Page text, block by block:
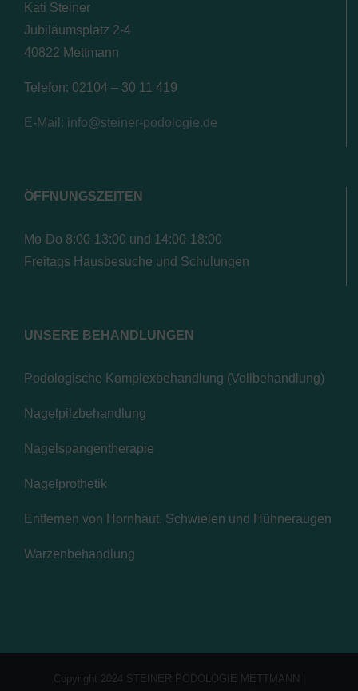
Kati Steiner
Jubiläumsplatz 2-4
40822 Mettmann
Telefon: 02104 – 30 11 419
E-Mail: info@steiner-podologie.de
ÖFFNUNGSZEITEN
Mo-Do 8:00-13:00 und 14:00-18:00
Freitags Hausbesuche und Schulungen
UNSERE BEHANDLUNGEN
Podologische Komplexbehandlung (Vollbehandlung)
Nagelpilzbehandlung
Nagelspangentherapie
Nagelprothetik
Entfernen von Hornhaut, Schwielen und Hühneraugen
Warzenbehandlung
Copyright 2024 STEINER PODOLOGIE METTMANN |